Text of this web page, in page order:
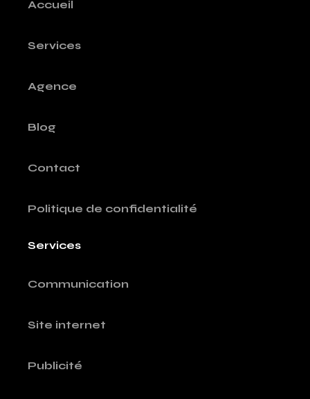
Accueil
Services
Agence
Blog
Contact
Politique de confidentialité
Services
Communication
Site internet
Publicité